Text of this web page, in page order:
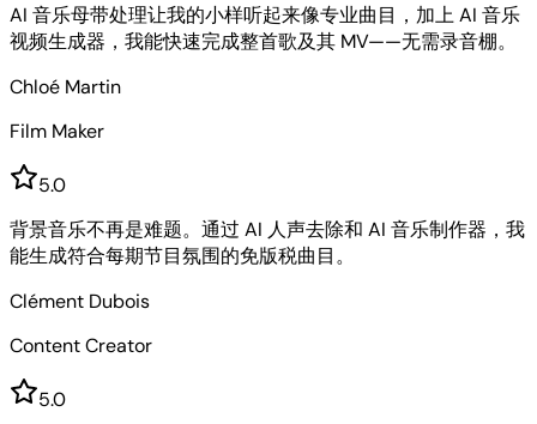
AI 音乐母带处理让我的小样听起来像专业曲目，加上 AI 音乐
视频生成器，我能快速完成整首歌及其 MV——无需录音棚。
Chloé Martin
Film Maker
5.0
背景音乐不再是难题。通过 AI 人声去除和 AI 音乐制作器，我
能生成符合每期节目氛围的免版税曲目。
Clément Dubois
Content Creator
5.0